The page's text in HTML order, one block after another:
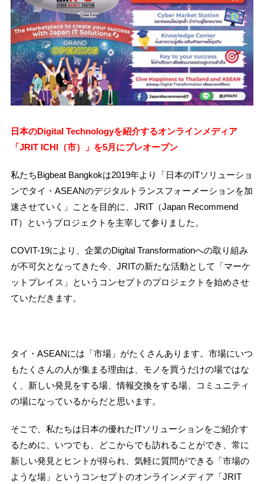
日本のDigital Technologyを紹介するオンラインメディア
「JRIT ICHI（市）」を5月にプレオープン
私たちBigbeat Bangkokは2019年より「日本のITソリューショ
ンでタイ・ASEANのデジタルトランスフォーメーションを加
速させていく」ことを目的に、JRIT（Japan Recommend
IT）というプロジェクトを主宰して参りました。
COVIT-19により、企業のDigital Transformationへの取り組み
が不可欠となってきた今、JRITの新たな活動として「マーケ
ットプレイス」というコンセプトのプロジェクトを始めさせ
ていただきます。
タイ・ASEANには「市場」がたくさんあります。市場にいつ
もたくさんの人が集まる理由は、モノを買うだけの場ではな
く、新しい発見をする場、情報交換をする場、コミュニティ
の場になっているからだと思います。
そこで、私たちは日本の優れたITソリューションをご紹介す
るために、いつでも、どこからでも訪れることができ、常に
新しい発見とヒントが得られ、気軽に質問ができる「市場の
ような場」というコンセプトのオンラインメディア「JRIT